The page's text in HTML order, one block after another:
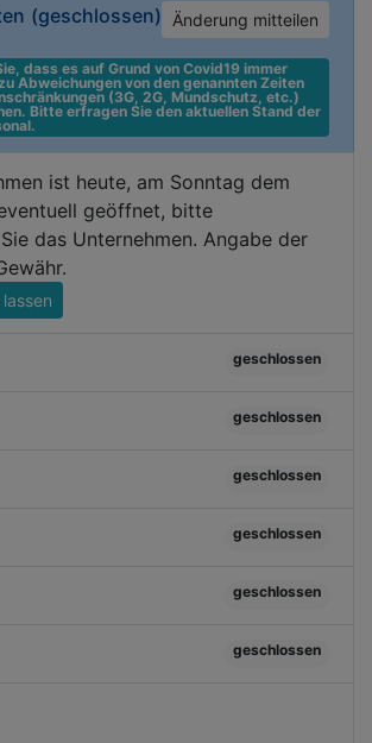
(geschlossen) Änderung mitteilen
dass es auf Grund von Covid19 immer
Abweichungen von den genannten Zeiten
(3G, 2G, Mundschutz, etc.)
Bitte erfragen Sie den aktuellen Stand der
ist heute, am Sonntag dem
geöffnet, bitte
das Unternehmen. Angabe der
geschlossen
geschlossen
geschlossen
geschlossen
geschlossen
geschlossen